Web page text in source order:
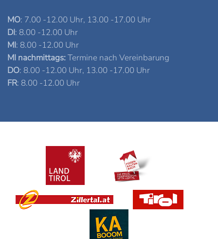
MO: 7.00 -12.00 Uhr, 13.00 -17.00 Uhr
DI: 8.00 -12.00 Uhr
MI: 8.00 -12.00 Uhr
MI nachmittags:Termine nach Vereinbarung
DO: 8.00 -12.00 Uhr, 13.00 -17.00 Uhr
FR: 8.00 -12.00 Uhr